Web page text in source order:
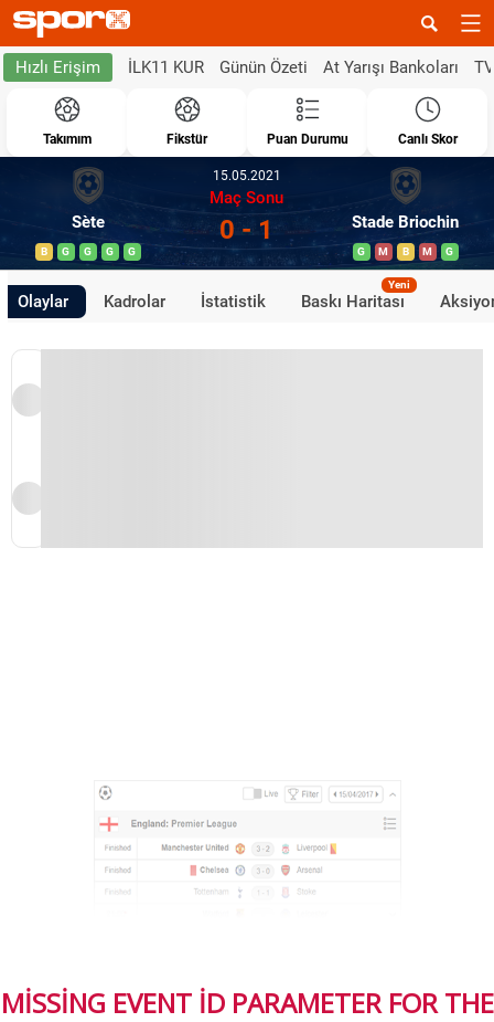
Hızlı Erişim İLK11 KUR Günün Özeti At Yarışı Bankoları
Takımım Fikstür Puan Durumu Canlı Skor
Sète
B G G G G
15.05.2021
Maç Sonu
0 - 1 Stade Briochin
G M B M G
Olaylar Kadrolar İstatistik Baskı Haritası
Yeni
MISSING EVENT ID PARAMETER FOR THE